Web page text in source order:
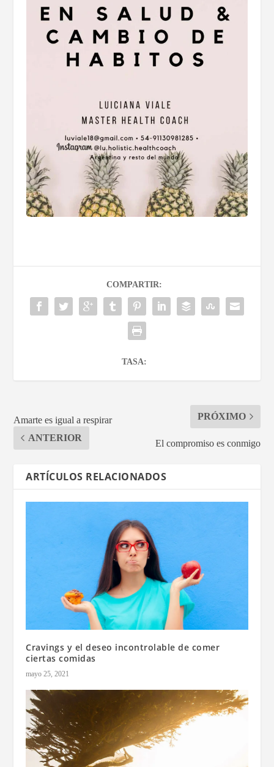
COMPARTIR:
TASA:
Amarte es igual a respirar
ANTERIOR
PRÓXIMO
El compromiso es conmigo
ARTÍCULOS RELACIONADOS
Cravings y el deseo incontrolable de comer
ciertas comidas
mayo 25, 2021